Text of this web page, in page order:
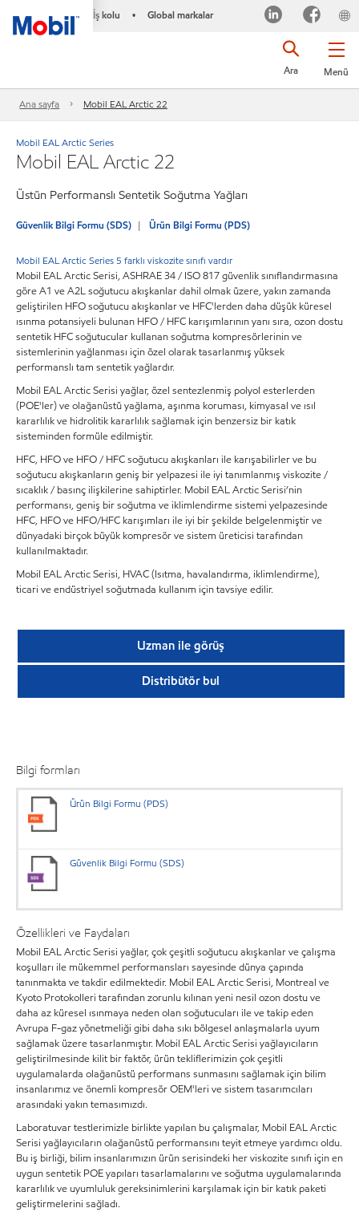
İş kolu • Global markalar
Menü
Ara
Ana sayfa Mobil EAL Arctic 22
Mobil EAL Arctic Series
Mobil EAL Arctic 22
Üstün Performanslı Sentetik Soğutma Yağları
Güvenlik Bilgi Formu (SDS) Ürün Bilgi Formu (PDS)
Mobil EAL Arctic Series 5 farklı viskozite sınıfı vardır
Mobil EAL Arctic Serisi, ASHRAE 34 / ISO 817 güvenlik sınıflandırmasına
göre A1 ve A2L soğutucu akışkanlar dahil olmak üzere, yakın zamanda
geliştirilen HFO soğutucu akışkanlar ve HFC'lerden daha düşük küresel
ısınma potansiyeli bulunan HFO / HFC karışımlarının yanı sıra, ozon dostu
sentetik HFC soğutucular kullanan soğutma kompresörlerinin ve
sistemlerinin yağlanması için özel olarak tasarlanmış yüksek
performanslı tam sentetik yağlardır.
Mobil EAL Arctic Serisi yağlar, özel sentezlenmiş polyol esterlerden
(POE'ler) ve olağanüstü yağlama, aşınma koruması, kimyasal ve ısıl
kararlılık ve hidrolitik kararlılık sağlamak için benzersiz bir katık
sisteminden formüle edilmiştir.
HFC, HFO ve HFO / HFC soğutucu akışkanları ile karışabilirler ve bu
soğutucu akışkanların geniş bir yelpazesi ile iyi tanımlanmış viskozite /
sıcaklık / basınç ilişkilerine sahiptirler. Mobil EAL Arctic Serisi’nin
performansı, geniş bir soğutma ve iklimlendirme sistemi yelpazesinde
HFC, HFO ve HFO/HFC karışımları ile iyi bir şekilde belgelenmiştir ve
dünyadaki birçok büyük kompresör ve sistem üreticisi tarafından
kullanılmaktadır.
Mobil EAL Arctic Serisi, HVAC (Isıtma, havalandırma, iklimlendirme),
ticari ve endüstriyel soğutmada kullanım için tavsiye edilir.
Uzman ile görüş
Distribütör bul
Bilgi formları
Ürün Bilgi Formu (PDS)
Güvenlik Bilgi Formu (SDS)
Özellikleri ve Faydaları
Mobil EAL Arctic Serisi yağlar, çok çeşitli soğutucu akışkanlar ve çalışma
koşulları ile mükemmel performansları sayesinde dünya çapında
tanınmakta ve takdir edilmektedir. Mobil EAL Arctic Serisi, Montreal ve
Kyoto Protokolleri tarafından zorunlu kılınan yeni nesil ozon dostu ve
daha az küresel ısınmaya neden olan soğutucuları ile ve takip eden
Avrupa F-gaz yönetmeliği gibi daha sıkı bölgesel anlaşmalarla uyum
sağlamak üzere tasarlanmıştır. Mobil EAL Arctic Serisi yağlayıcıların
geliştirilmesinde kilit bir faktör, ürün tekliflerimizin çok çeşitli
uygulamalarda olağanüstü performans sunmasını sağlamak için bilim
insanlarımız ve önemli kompresör OEM'leri ve sistem tasarımcıları
arasındaki yakın temasımızdı.
Laboratuvar testlerimizle birlikte yapılan bu çalışmalar, Mobil EAL Arctic
Serisi yağlayıcıların olağanüstü performansını teyit etmeye yardımcı oldu.
Bu iş birliği, bilim insanlarımızın ürün serisindeki her viskozite sınıfı için en
uygun sentetik POE yapıları tasarlamalarını ve soğutma uygulamalarında
kararlılık ve uyumluluk gereksinimlerini karşılamak için bir katık paketi
geliştirmelerini sağladı.